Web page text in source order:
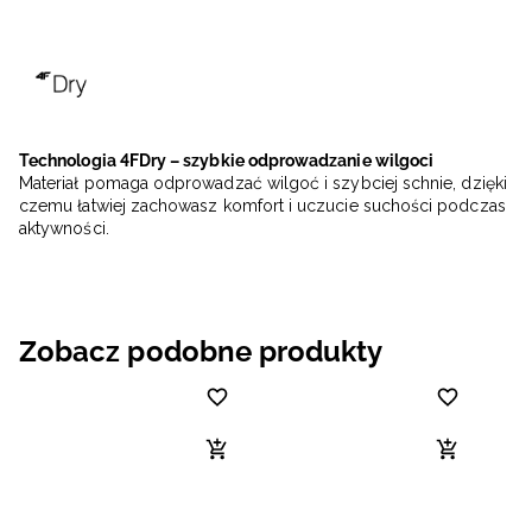
Technologia 4FDry – szybkie odprowadzanie wilgoci
Materiał pomaga odprowadzać wilgoć i szybciej schnie, dzięki
czemu łatwiej zachowasz komfort i uczucie suchości podczas
aktywności.
Zobacz podobne produkty